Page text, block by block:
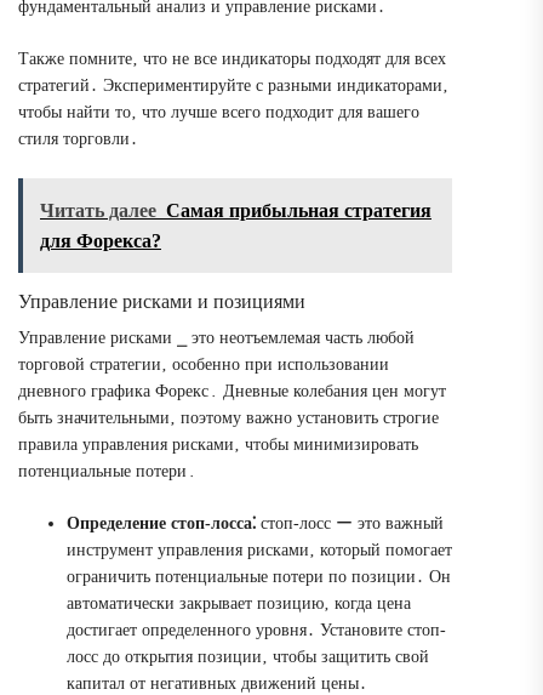
фундаментальный анализ и управление рисками․
Также помните‚ что не все индикаторы подходят для всех
стратегий․ Экспериментируйте с разными индикаторами‚
чтобы найти то‚ что лучше всего подходит для вашего
стиля торговли․
Читать далее Самая прибыльная стратегия
для Форекса?
Управление рисками и позициями
Управление рисками ⎯ это неотъемлемая часть любой
торговой стратегии‚ особенно при использовании
дневного графика Форекс․ Дневные колебания цен могут
быть значительными‚ поэтому важно установить строгие
правила управления рисками‚ чтобы минимизировать
потенциальные потери․
Определение стоп-лосса⁚ стоп-лосс ー это важный
инструмент управления рисками‚ который помогает
ограничить потенциальные потери по позиции․ Он
автоматически закрывает позицию‚ когда цена
достигает определенного уровня․ Установите стоп-
лосс до открытия позиции‚ чтобы защитить свой
капитал от негативных движений цены․